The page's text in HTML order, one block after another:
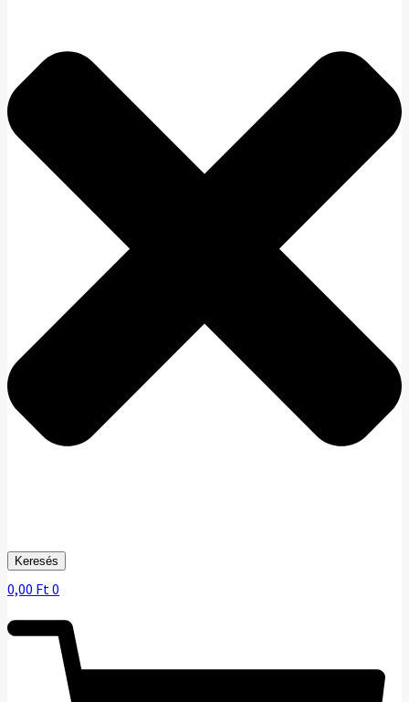
Keresés
0,00 Ft 0